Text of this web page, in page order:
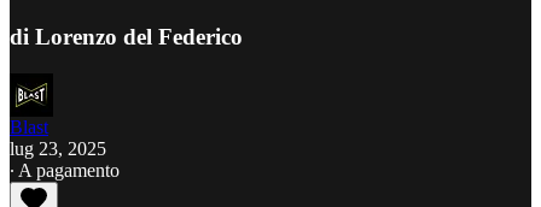
di Lorenzo del Federico
Blast
lug 23, 2025
∙ A pagamento